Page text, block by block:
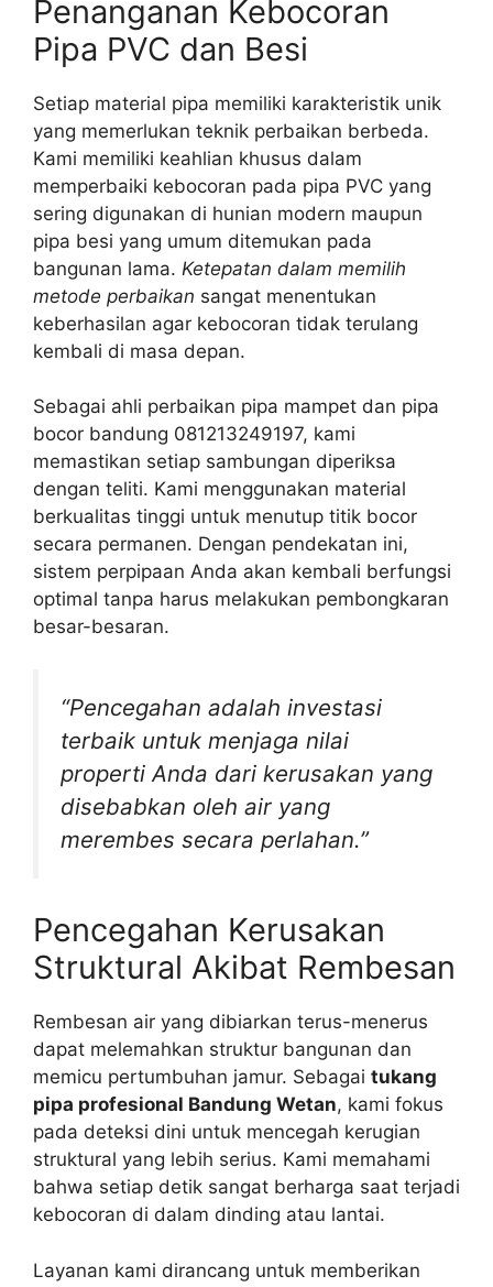
Penanganan Kebocoran
Pipa PVC dan Besi
Setiap material pipa memiliki karakteristik unik
yang memerlukan teknik perbaikan berbeda.
Kami memiliki keahlian khusus dalam
memperbaiki kebocoran pada pipa PVC yang
sering digunakan di hunian modern maupun
pipa besi yang umum ditemukan pada
bangunan lama. Ketepatan dalam memilih
metode perbaikan sangat menentukan
keberhasilan agar kebocoran tidak terulang
kembali di masa depan.
Sebagai ahli perbaikan pipa mampet dan pipa
bocor bandung 081213249197, kami
memastikan setiap sambungan diperiksa
dengan teliti. Kami menggunakan material
berkualitas tinggi untuk menutup titik bocor
secara permanen. Dengan pendekatan ini,
sistem perpipaan Anda akan kembali berfungsi
optimal tanpa harus melakukan pembongkaran
besar-besaran.
“Pencegahan adalah investasi
terbaik untuk menjaga nilai
properti Anda dari kerusakan yang
disebabkan oleh air yang
merembes secara perlahan.”
Pencegahan Kerusakan
Struktural Akibat Rembesan
Rembesan air yang dibiarkan terus-menerus
dapat melemahkan struktur bangunan dan
memicu pertumbuhan jamur. Sebagai tukang
pipa profesional Bandung Wetan, kami fokus
pada deteksi dini untuk mencegah kerugian
struktural yang lebih serius. Kami memahami
bahwa setiap detik sangat berharga saat terjadi
kebocoran di dalam dinding atau lantai.
Layanan kami dirancang untuk memberikan